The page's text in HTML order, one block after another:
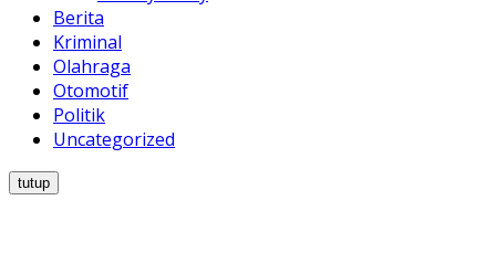
Berita
Kriminal
Olahraga
Otomotif
Politik
Uncategorized
tutup